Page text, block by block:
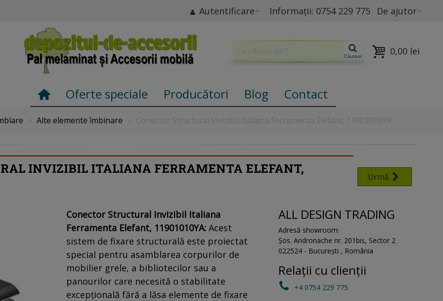
Autentificare Informații: 0754 229 775 De ajutor
Căutare 0,00 lei
Oferte speciale Producători Blog Contact
Alte elemente îmbinare
INVIZIBIL ITALIANA FERRAMENTA ELEFANT,
Urmă.
Conector Structural Invizibil Italiana
Ferramenta Elefant, 11901010YA: Acest
sistem de fixare structurală este proiectat
special pentru asamblarea corpurilor de
mobilier grele, a bibliotecilor sau a
panourilor care necesită o stabilitate
excepțională fără a lăsa elemente de fixare
ALL DESIGN TRADING
Adresă showroom:
Șos. Andronache nr. 201bis, Sector 2
022524- București , România
Relații cu clienții
+4 0754 229 775